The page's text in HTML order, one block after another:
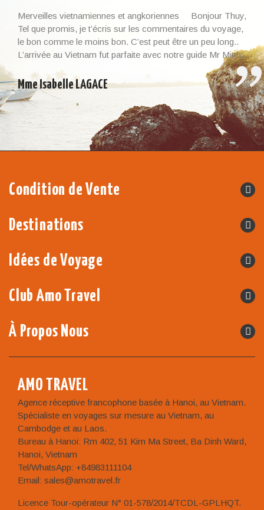
Merveilles vietnamiennes et angkoriennes Bonjour Thuy,
Tel que promis, je t’écris sur les commentaires du voyage,
le bon comme le moins bon. C’est peut être un peu long..
L’arrivée au Vietnam fut parfaite avec notre guide Mr Minh.
Il était là à l’heure et nous l’avons beaucoup apprécié. Un
guide qui savait nous […]
Mme Isabelle LAGACE
Condition de Vente
Destinations
Idées de Voyage
Club Amo Travel
À Propos Nous
AMO TRAVEL
Agence réceptive francophone basée à Hanoi, au Vietnam.
Spécialiste en voyages sur mesure au Vietnam, au
Cambodge et au Laos.
Bureau à Hanoi: Rm 402, 51 Kim Ma Street, Ba Dinh Ward,
Hanoi, Vietnam
Tel/WhatsApp: +84983111104
Email: sales@amotravel.fr
Licence Tour-opérateur N° 01-578/2014/TCDL-GPLHQT.